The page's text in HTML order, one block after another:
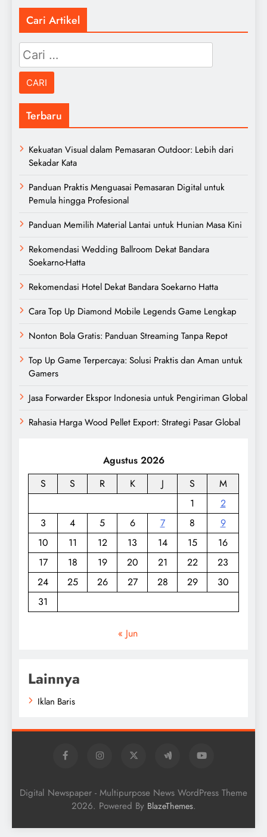
Cari Artikel
Cari
untuk:
Terbaru
Kekuatan Visual dalam Pemasaran Outdoor: Lebih dari
Sekadar Kata
Panduan Praktis Menguasai Pemasaran Digital untuk
Pemula hingga Profesional
Panduan Memilih Material Lantai untuk Hunian Masa Kini
Rekomendasi Wedding Ballroom Dekat Bandara
Soekarno-Hatta
Rekomendasi Hotel Dekat Bandara Soekarno Hatta
Cara Top Up Diamond Mobile Legends Game Lengkap
Nonton Bola Gratis: Panduan Streaming Tanpa Repot
Top Up Game Terpercaya: Solusi Praktis dan Aman untuk
Gamers
Jasa Forwarder Ekspor Indonesia untuk Pengiriman Global
Rahasia Harga Wood Pellet Export: Strategi Pasar Global
Agustus 2026
S
S R K J S
M
1
2
3
4 5 6 7 8
9
10
11 12 13 14 15
16
17
18 19 20 21 22
23
24
25 26 27 28 29
30
31
« Jun
Lainnya
Iklan Baris
Digital Newspaper - Multipurpose News WordPress Theme
2026. Powered By BlazeThemes.